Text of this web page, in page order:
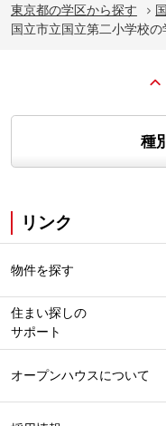
東京都の学区から探す
国立市立国立第二小学校
種
リンク
物件を探す
住まい探しの
サポート
オープンハウスについて